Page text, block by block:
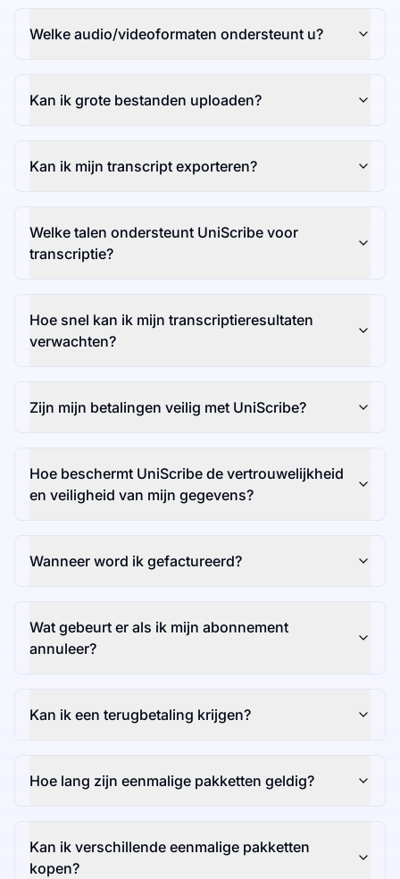
Welke audio/videoformaten ondersteunt u?
Kan ik grote bestanden uploaden?
Kan ik mijn transcript exporteren?
Welke talen ondersteunt UniScribe voor
transcriptie?
Hoe snel kan ik mijn transcriptieresultaten
verwachten?
Zijn mijn betalingen veilig met UniScribe?
Hoe beschermt UniScribe de vertrouwelijkheid
en veiligheid van mijn gegevens?
Wanneer word ik gefactureerd?
Wat gebeurt er als ik mijn abonnement
annuleer?
Kan ik een terugbetaling krijgen?
Hoe lang zijn eenmalige pakketten geldig?
Kan ik verschillende eenmalige pakketten
kopen?